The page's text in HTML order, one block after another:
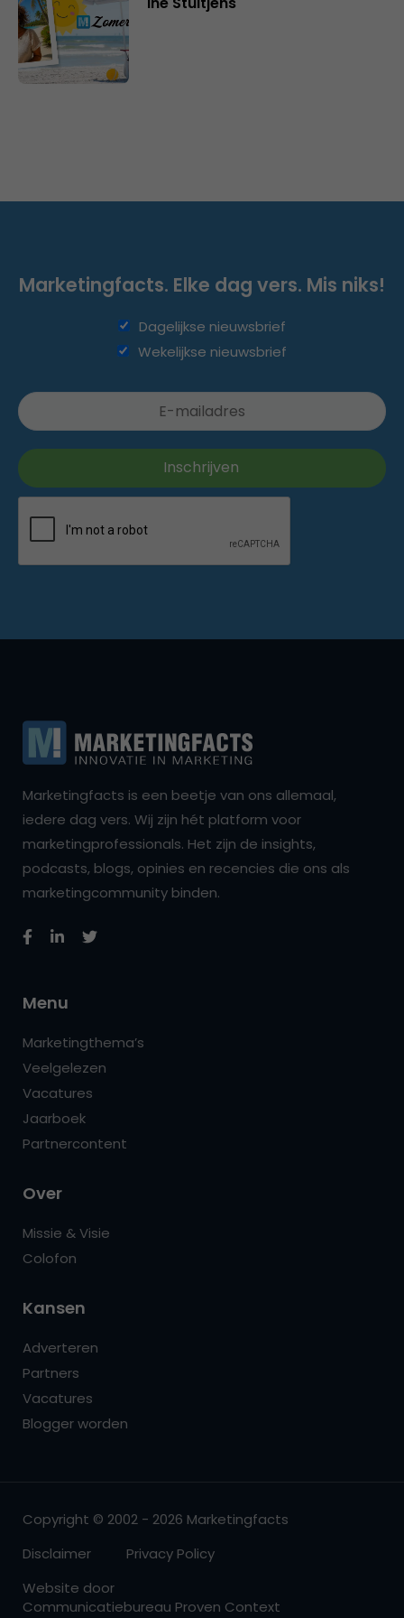
Marketingfacts. Elke dag vers. Mis niks!
Dagelijkse nieuwsbrief
Wekelijkse nieuwsbrief
Marketingfacts is een beetje van ons allemaal,
iedere dag vers. Wij zijn hét platform voor
marketingprofessionals. Het zijn de insights,
podcasts, blogs, opinies en recencies die ons als
marketingcommunity binden.
Menu
Marketingthema’s
Veelgelezen
Vacatures
Jaarboek
Partnercontent
Over
Missie & Visie
Colofon
Kansen
Adverteren
Partners
Vacatures
Blogger worden
Copyright © 2002 - 2026 Marketingfacts
Disclaimer
Privacy Policy
Website door
Communicatiebureau Proven Context